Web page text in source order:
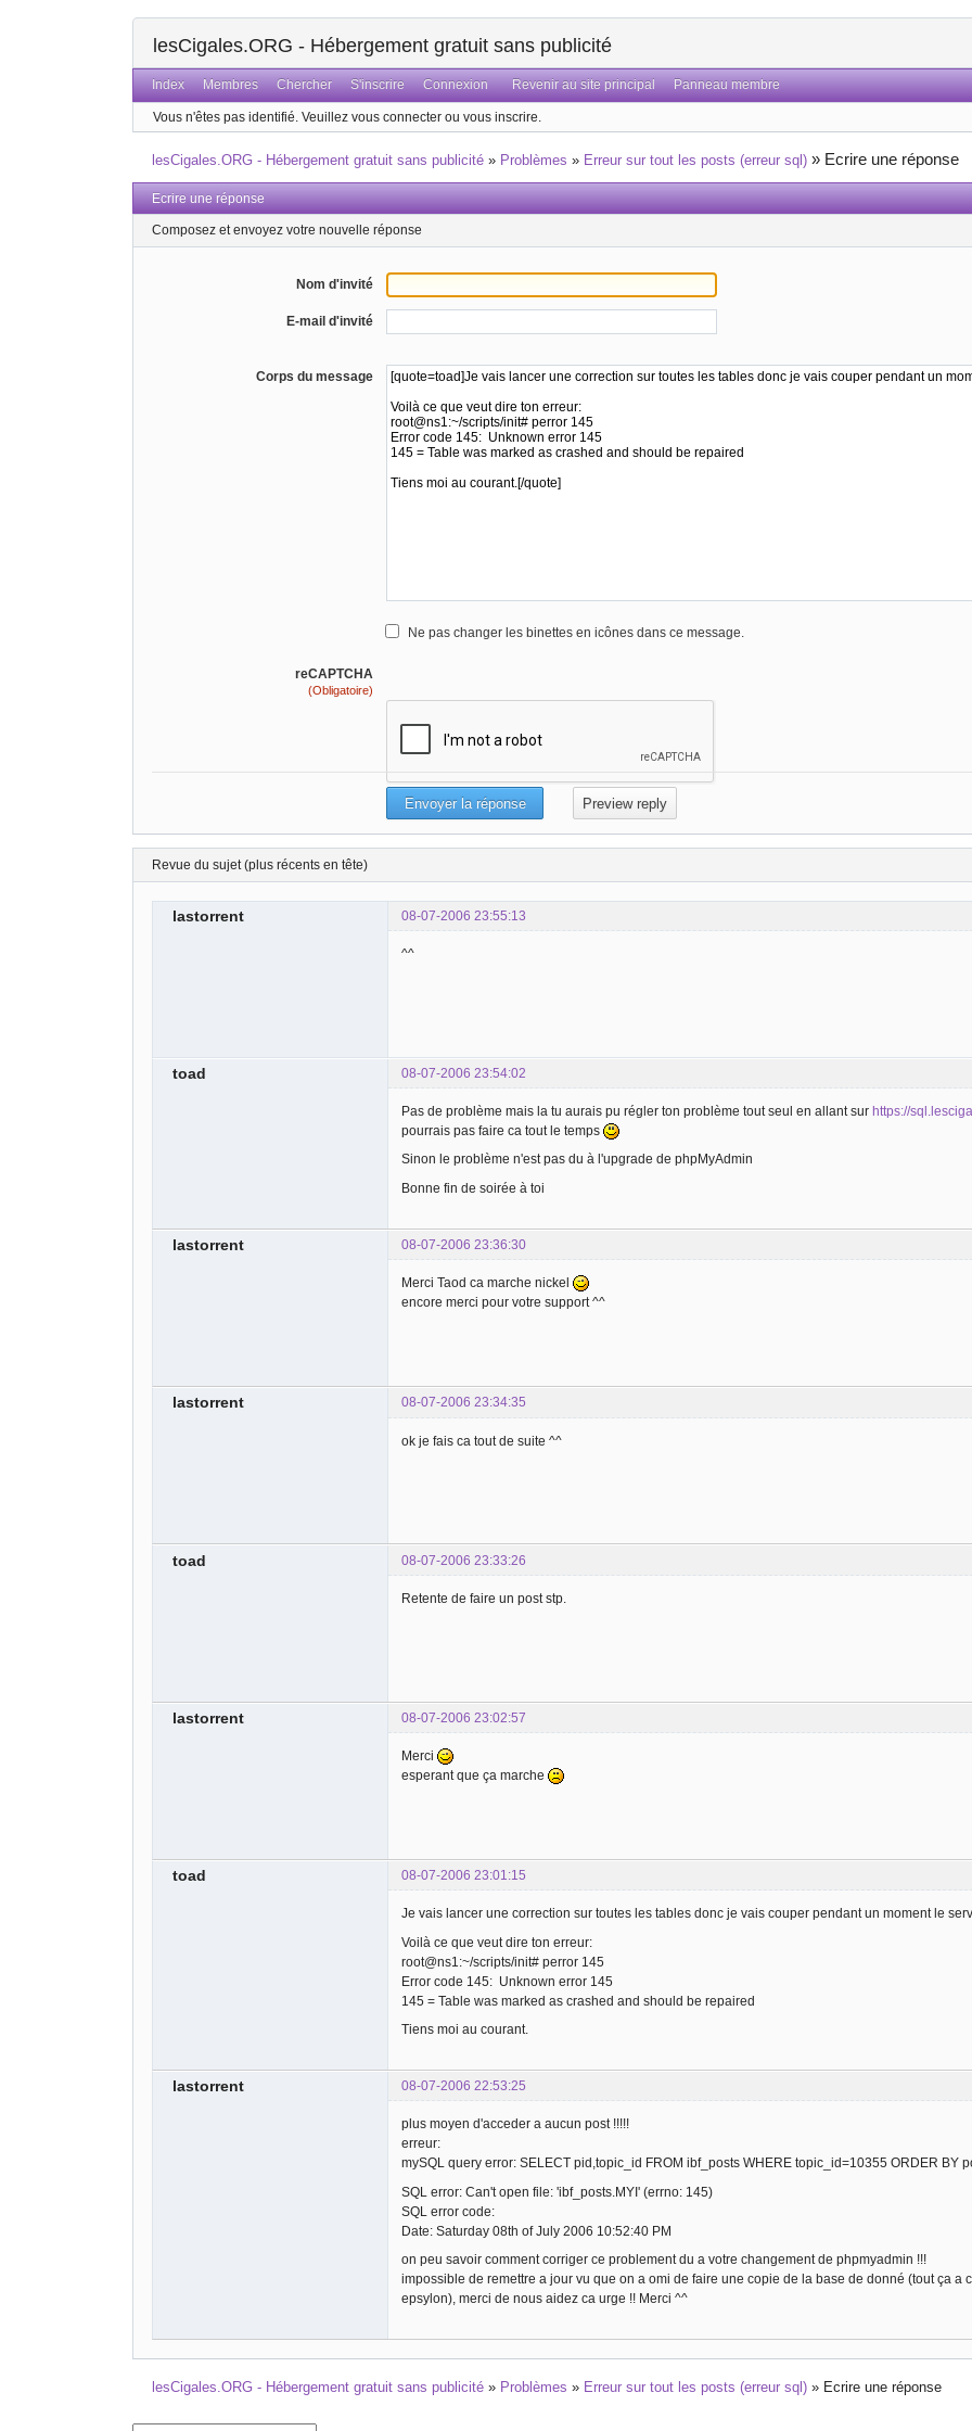
lesCigales.ORG - Hébergement gratuit sans publicité
Index Membres Chercher S'inscrire Connexion Revenir au site principal Panneau membre
Vous n'êtes pas identifié. Veuillez vous connecter ou vous inscrire.
lesCigales.ORG - Hébergement gratuit sans publicité » Problèmes » Erreur sur tout les posts (erreur sql) » Ecrire une réponse
Ecrire une réponse
Composez et envoyez votre nouvelle réponse
Nom d'invité
E-mail d'invité
Corps du message
Ne pas changer les binettes en icônes dans ce message.
reCAPTCHA
(Obligatoire)
Revue du sujet (plus récents en tête)
lastorrent 08-07-2006 23:55:13
^^
toad 08-07-2006 23:54:02
Pas de problème mais la tu aurais pu régler ton problème tout seul en allant sur https://
pourrais pas faire ca tout le temps
Sinon le problème n'est pas du à l'upgrade de phpMyAdmin
Bonne fin de soirée à toi
lastorrent 08-07-2006 23:36:30
Merci Taod ca marche nickel
encore merci pour votre support ^^
lastorrent 08-07-2006 23:34:35
ok je fais ca tout de suite ^^
toad 08-07-2006 23:33:26
Retente de faire un post stp.
lastorrent 08-07-2006 23:02:57
Merci
esperant que ça marche
toad 08-07-2006 23:01:15
Je vais lancer une correction sur toutes les tables donc je vais couper pendant un moment le
Voilà ce que veut dire ton erreur:
root@ns1:~/scripts/init# perror 145
Error code 145: Unknown error 145
145 = Table was marked as crashed and should be repaired
Tiens moi au courant.
lastorrent 08-07-2006 22:53:25
plus moyen d'acceder a aucun post !!!!!
erreur:
mySQL query error: SELECT pid,topic_id FROM ibf_posts WHERE topic_id=10355 ORDER BY
SQL error: Can't open file: 'ibf_posts.MYI' (errno: 145)
SQL error code:
Date: Saturday 08th of July 2006 10:52:40 PM
on peu savoir comment corriger ce problement du a votre changement de phpmyadmin !!!
impossible de remettre a jour vu que on a omi de faire une copie de la base de donné (tout ça a
epsylon), merci de nous aidez ca urge !! Merci ^^
lesCigales.ORG - Hébergement gratuit sans publicité » Problèmes » Erreur sur tout les posts (erreur sql) » Ecrire une réponse